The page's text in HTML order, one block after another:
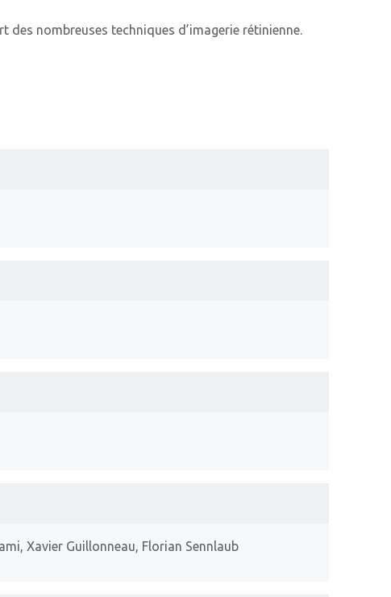
des nombreuses techniques d’imagerie rétinienne.
Xavier Guillonneau, Florian Sennlaub